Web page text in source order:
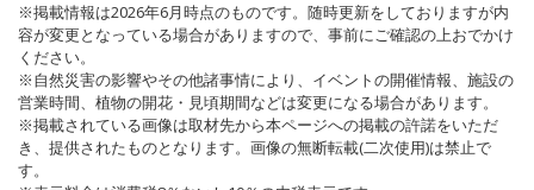
※掲載情報は2026年6月時点のものです。随時更新をしておりますが内
容が変更となっている場合がありますので、事前にご確認の上おでかけ
ください。
※自然災害の影響やその他諸事情により、イベントの開催情報、施設の
営業時間、植物の開花・見頃期間などは変更になる場合があります。
※掲載されている画像は取材先から本ページへの掲載の許諾をいただ
き、提供されたものとなります。画像の無断転載(二次使用)は禁止で
す。